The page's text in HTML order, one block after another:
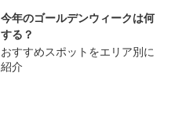
今年のゴールデンウィークは何
する？
おすすめスポットをエリア別に
紹介